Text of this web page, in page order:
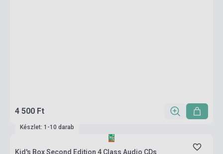
4 500 Ft
Készlet: 1-10 darab
Kid's Box Second Edition 4 Class Audio CDs